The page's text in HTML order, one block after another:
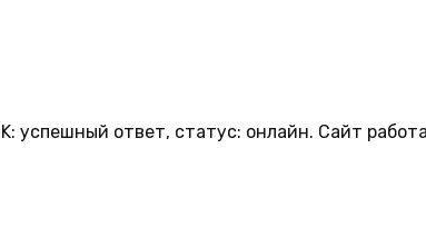
успешный ответ, статус: онлайн. Сайт